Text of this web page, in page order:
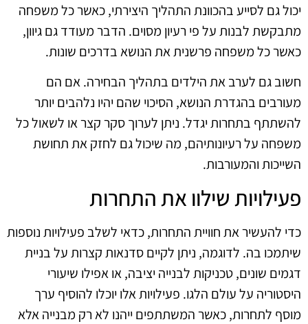
יכול גם לסייע בהכוונת התהליך היצירתי, כאשר כל משפחה
מתבקשת לבנות על פי רעיון מסוים. הדבר מעודד גם גיוון,
כאשר כל משפחה פרשנית את הנושא בדרכים שונות.
חשוב גם לערב את הילדים בתהליך הבחירה. אם הם
מעורבים בהגדרת הנושא, הסיכוי שהם יהיו נלהבים יותר
להשתתף בתחרות יגדל. ניתן לערוך סקר קצר או לשאול כל
משפחה על רעיונותיהם, מה שיכול גם לחזק את תחושת
השייכות והמעורבות.
פעילויות שילוו את התחרות
כדי להעשיר את חוויית התחרות, כדאי לשלב פעילויות נוספות
שיתמכו בה. לדוגמה, ניתן לקיים סדנאות קצרות על בניית
דגמים שונים, טכניקות לבנייה יציבה, או אפילו שיעורי
היסטוריה על עולם הלגו. פעילויות אלו יוכלו להוסיף ערך
מוסף לתחרות, כאשר המשתתפים ייהנו לא רק מבנייה אלא